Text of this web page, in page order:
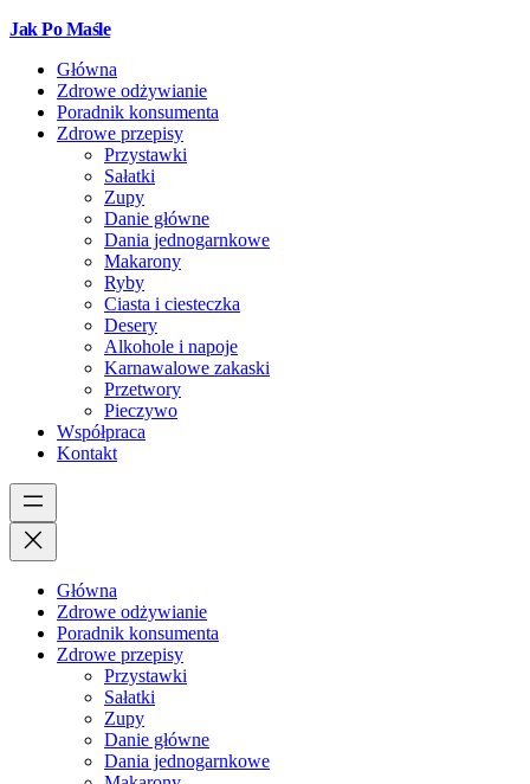
Jak Po Maśle
Główna
Zdrowe odżywianie
Poradnik konsumenta
Zdrowe przepisy
Przystawki
Sałatki
Zupy
Danie główne
Dania jednogarnkowe
Makarony
Ryby
Ciasta i ciesteczka
Desery
Alkohole i napoje
Karnawalowe zakaski
Przetwory
Pieczywo
Współpraca
Kontakt
Główna
Zdrowe odżywianie
Poradnik konsumenta
Zdrowe przepisy
Przystawki
Sałatki
Zupy
Danie główne
Dania jednogarnkowe